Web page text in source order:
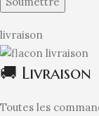
livraison
🚚 Livraison
Toutes les